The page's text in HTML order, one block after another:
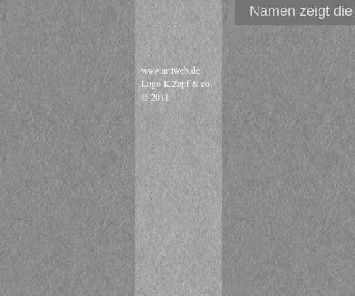
Namen zeigt
www.arttweb.de
Logo K.Zapf & co.
© 2011